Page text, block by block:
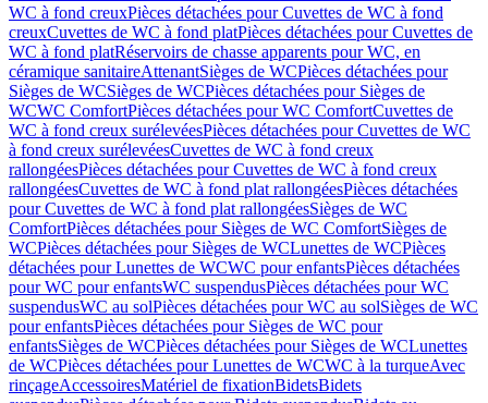
WC à fond creuxPièces détachées pour Cuvettes de WC à fond
creuxCuvettes de WC à fond platPièces détachées pour Cuvettes de
WC à fond platRéservoirs de chasse apparents pour WC, en
céramique sanitaireAttenantSièges de WCPièces détachées pour
Sièges de WCSièges de WCPièces détachées pour Sièges de
WCWC ComfortPièces détachées pour WC ComfortCuvettes de
WC à fond creux surélevéesPièces détachées pour Cuvettes de WC
à fond creux surélevéesCuvettes de WC à fond creux
rallongéesPièces détachées pour Cuvettes de WC à fond creux
rallongéesCuvettes de WC à fond plat rallongéesPièces détachées
pour Cuvettes de WC à fond plat rallongéesSièges de WC
ComfortPièces détachées pour Sièges de WC ComfortSièges de
WCPièces détachées pour Sièges de WCLunettes de WCPièces
détachées pour Lunettes de WCWC pour enfantsPièces détachées
pour WC pour enfantsWC suspendusPièces détachées pour WC
suspendusWC au solPièces détachées pour WC au solSièges de WC
pour enfantsPièces détachées pour Sièges de WC pour
enfantsSièges de WCPièces détachées pour Sièges de WCLunettes
de WCPièces détachées pour Lunettes de WCWC à la turqueAvec
rinçageAccessoiresMatériel de fixationBidetsBidets